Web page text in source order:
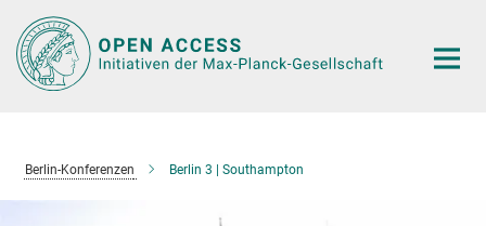
Hauptinhalt
Berlin-Konferenzen Berlin 3 | Southampton